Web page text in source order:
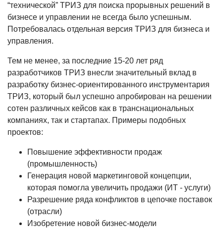
“технической” ТРИЗ для поиска прорывных решений в
бизнесе и управлении не всегда было успешным.
Потребовалась отдельная версия ТРИЗ для бизнеса и
управления.
Тем не менее, за последние 15-20 лет ряд
разработчиков ТРИЗ внесли значительный вклад в
разработку бизнес-ориентированного инструментария
ТРИЗ, который был успешно апробирован на решении
сотен различных кейсов как в транснациональных
компаниях, так и стартапах. Примеры подобных
проектов:
Повышение эффективности продаж
(промышленность)
Генерация новой маркетинговой концепции,
которая помогла увеличить продажи (ИТ - услуги)
Разрешение ряда конфликтов в цепочке поставок
(отрасли)
Изобретение новой бизнес-модели